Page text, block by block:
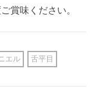
賞味ください。
エル 舌平目